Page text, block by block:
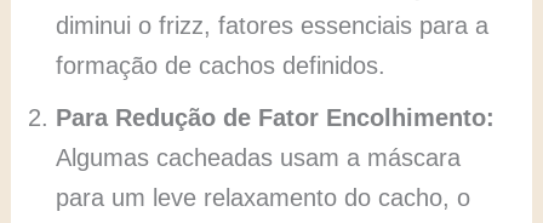
diminui o frizz, fatores essenciais para a
formação de cachos definidos.
Para Redução de Fator Encolhimento:
Algumas cacheadas usam a máscara
para um leve relaxamento do cacho, o